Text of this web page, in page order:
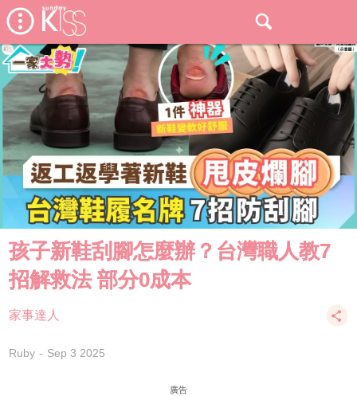
孩子新鞋刮腳怎麼辦？台灣職人教7
招解救法 部分0成本
家事達人
Ruby Sep 3 2025
廣告